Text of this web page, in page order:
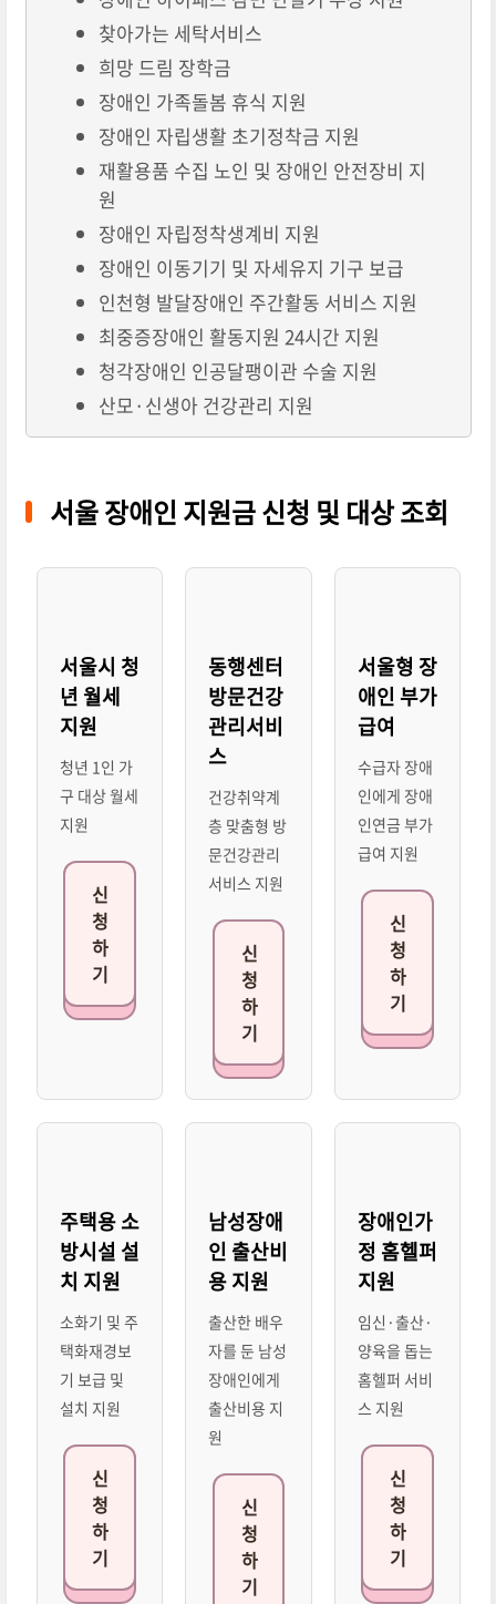
찾아가는 세탁서비스
희망 드림 장학금
장애인 가족돌봄 휴식 지원
장애인 자립생활 초기정착금 지원
재활용품 수집 노인 및 장애인 안전장비 지
원
장애인 자립정착생계비 지원
장애인 이동기기 및 자세유지 기구 보급
인천형 발달장애인 주간활동 서비스 지원
최중증장애인 활동지원 24시간 지원
청각장애인 인공달팽이관 수술 지원
산모·신생아 건강관리 지원
서울 장애인 지원금 신청 및 대상 조회
서울시 청
년 월세
지원
청년 1인 가
구 대상 월세
지원
신
청
하
기
동행센터
방문건강
관리서비
스
건강취약계
층 맞춤형 방
문건강관리
서비스 지원
신
청
하
기
서울형 장
애인 부가
급여
수급자 장애
인에게 장애
인연금 부가
급여 지원
신
청
하
기
주택용 소
방시설 설
치 지원
소화기 및 주
택화재경보
기 보급 및
설치 지원
신
청
하
기
남성장애
인 출산비
용 지원
출산한 배우
자를 둔 남성
장애인에게
출산비용 지
원
신
청
하
기
장애인가
정 홈헬퍼
지원
임신·출산·
양육을 돕는
홈헬퍼 서비
스 지원
신
청
하
기